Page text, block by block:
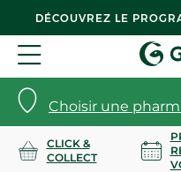
DÉCOUVREZ LE
Choisir une
CLICK &
COLLECT